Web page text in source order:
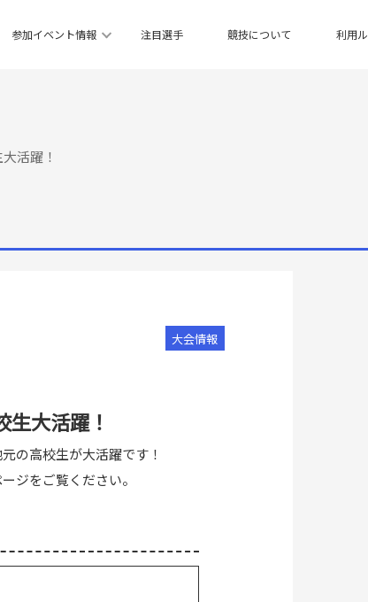
参加イベント情報 注目選手 競技について 利用
活躍！
大会情報
大活躍！
の高校生が大活躍です！
ジをご覧ください。